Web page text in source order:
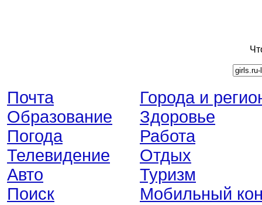
Почта
Образование
Погода
Телевидение
Авто
Поиск
Города и
Здоровье
Работа
Отдых
Туризм
Мобильный